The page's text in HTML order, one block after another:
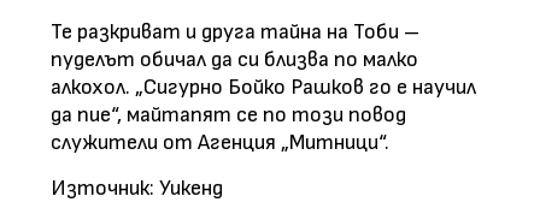
Те разкриват и друга тайна на Тоби –
пуделът обичал да си близва по малко
алкохол. „Сигурно Бойко Рашков го е научил
да пие“, майтапят се по този повод
служители от Агенция „Митници“.
Източник: Уикенд